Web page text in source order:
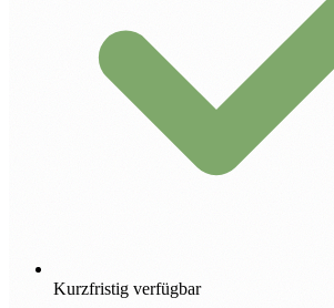
Kurzfristig verfügbar